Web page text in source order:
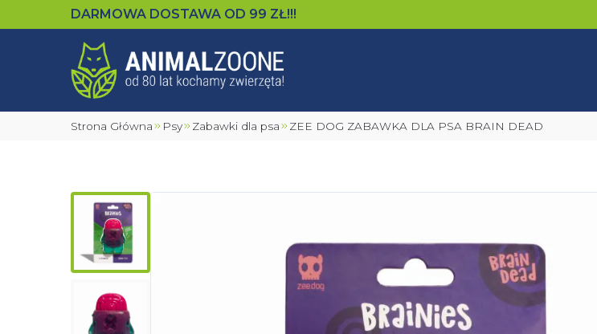
DARMOWA DOSTAWA OD 99 ZŁ!!!
Strona Główna Psy Zabawki dla psa ZEE DOG ZABAWKA DLA PSA BRAIN DEAD